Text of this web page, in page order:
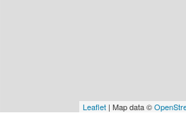
Leaflet | Map data ©